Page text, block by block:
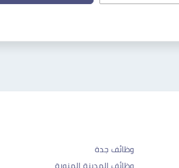
وظائف جدة
وظائف المدينة المنورة